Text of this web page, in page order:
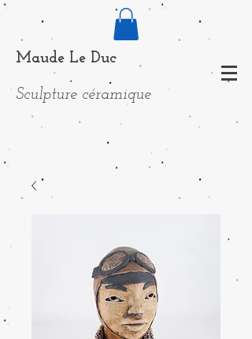
Maude Le Duc
Sculpture céramique